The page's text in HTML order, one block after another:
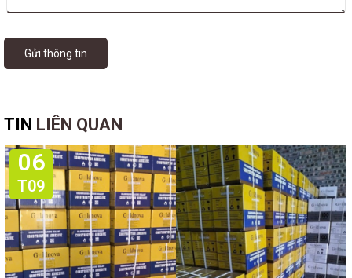
Gửi thông tin
TIN LIÊN QUAN
06
T09